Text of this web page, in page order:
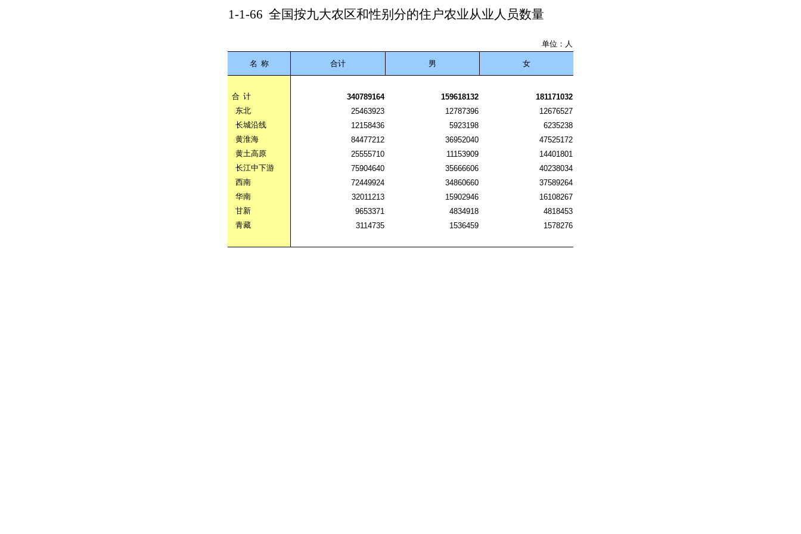
1-1-66 全国按九大农区和性别分的住户农业从业人员数量
单位：人
名 称 合计 男 女
合 计 340789164 159618132
181171032
东北
25463923 12787396
12676527
长城沿线
12158436 5923198
6235238
黄淮海
84477212 36952040
47525172
黄土高原
25555710 11153909
14401801
长江中下游
75904640 35666606
40238034
西南
72449924 34860660
37589264
华南
32011213 15902946
16108267
甘新
9653371 4834918
4818453
青藏
3114735 1536459 1578276